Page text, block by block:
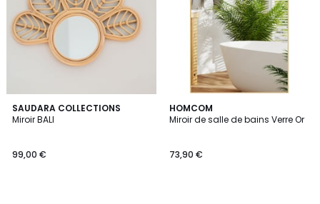
SAUDARA COLLECTIONS
Miroir BALI
99,00 €
HOMCOM
Miroir de salle de bains Verre Or
73,90 €